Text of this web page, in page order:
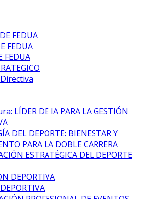
FEDUA
FEDUA
FEDUA
LÍDER DE IA PARA LA GESTIÓN
DEL DEPORTE: BIENESTAR Y
PARA LA DOBLE CARRERA
ESTRATÉGICA DEL DEPORTE
DEPORTIVA